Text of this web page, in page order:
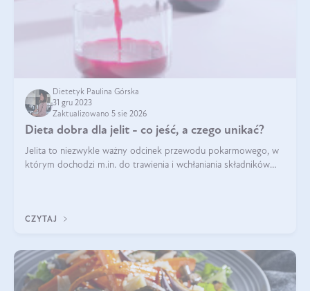
Dietetyk Paulina Górska
31 gru 2023
Zaktualizowano 5 sie 2026
Dieta dobra dla jelit - co jeść, a czego unikać?
Jelita to niezwykle ważny odcinek przewodu pokarmowego, w
którym dochodzi m.in. do trawienia i wchłaniania składników
CZYTAJ